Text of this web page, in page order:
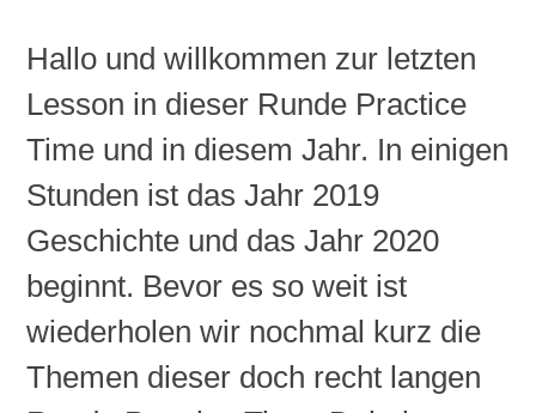
Hallo und willkommen zur letzten
Lesson in dieser Runde Practice
Time und in diesem Jahr. In einigen
Stunden ist das Jahr 2019
Geschichte und das Jahr 2020
beginnt. Bevor es so weit ist
wiederholen wir nochmal kurz die
Themen dieser doch recht langen